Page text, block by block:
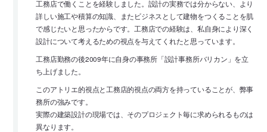
工務店で働くことを経験しました。設計の実務では分からない、より
詳しい施工や積算の知識、またビジネスとして建物をつくることを肌
で感じたいと思ったからです。工務店での経験は、私自身により深く
設計について考えるための視点を与えてくれたと思っています。
工務店勤務の後2009年に自身の事務所「設計事務所バリカン」を立
ち上げました。
このアトリエ的視点と工務店的視点の両方を持っていることが、弊事
務所の強みです。
実際の建築設計の現場では、そのプロジェクト毎に求められるものは
異なります。